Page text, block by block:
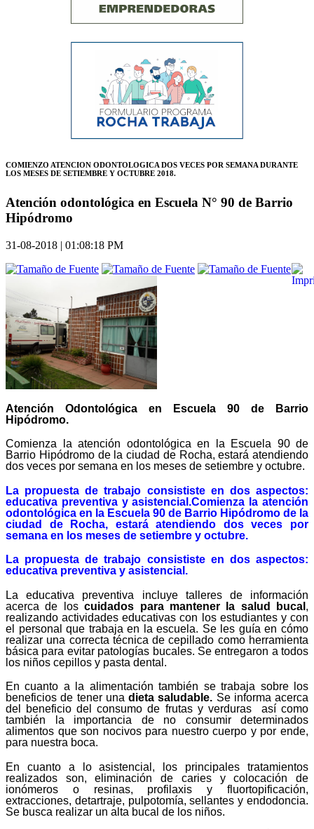
COMIENZO ATENCION ODONTOLOGICA DOS VECES POR SEMANA DURANTE
LOS MESES DE SETIEMBRE Y OCTUBRE 2018.
Atención odontológica en Escuela N° 90 de Barrio
Hipódromo
31-08-2018 | 01:08:18 PM
Atención Odontológica en Escuela 90 de Barrio
Hipódromo.
Comienza la atención odontológica en la Escuela 90 de
Barrio Hipódromo de la ciudad de Rocha, estará atendiendo
dos veces por semana en los meses de setiembre y octubre.
La propuesta de trabajo consististe en dos aspectos:
educativa preventiva y asistencial.Comienza la atención
odontológica en la Escuela 90 de Barrio Hipódromo de la
ciudad de Rocha, estará atendiendo dos veces por
semana en los meses de setiembre y octubre.
La propuesta de trabajo consististe en dos aspectos:
educativa preventiva y asistencial.
La educativa preventiva incluye talleres de información
acerca de loscuidados para mantener la salud bucal ,
realizando actividades educativas con los estudiantes y con
el personal que trabaja en la escuela. Se les guía en cómo
realizar una correcta técnica de cepillado como herramienta
básica para evitar patologías bucales. Se entregaron a todos
los niños cepillos y pasta dental.
En cuanto a la alimentación también se trabaja sobre los
beneficios de tener una dieta saludable. Se informa acerca
del beneficio del consumo de frutas y verduras así como
también la importancia de no consumir determinados
alimentos que son nocivos para nuestro cuerpo y por ende,
para nuestra boca.
En cuanto a lo asistencial, los principales tratamientos
realizados son, eliminación de caries y colocación de
ionómeros o resinas, profilaxis y fluortopificación,
extracciones, detartraje, pulpotomía, sellantes y endodoncia.
Se busca realizar un alta bucal de los niños.